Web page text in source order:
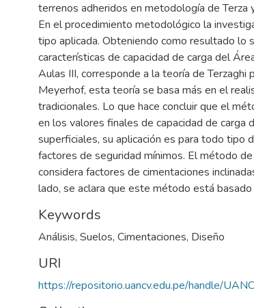
terrenos adheridos en metodología de Terza
En el procedimiento metodológico la
tipo aplicada. Obteniendo como resultado lo
características de capacidad de carga del
Aulas III, corresponde a la teoría de Terzaghi
Meyerhof, esta teoría se basa más en el
tradicionales. Lo que hace concluir que el
en los valores finales de capacidad de carga
superficiales, su aplicación es para todo tipo
factores de seguridad mínimos. El método
considera factores de cimentaciones
lado, se aclara que este método está
Keywords
Análisis, Suelos, Cimentaciones, Diseño
URI
https://repositorio.uancv.edu.pe/handle/